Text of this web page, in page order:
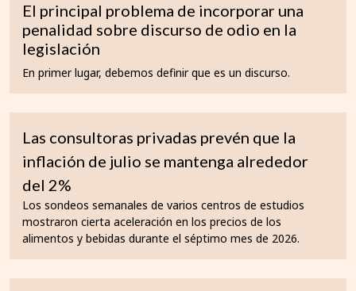
El principal problema de incorporar una
penalidad sobre discurso de odio en la
legislación
En primer lugar, debemos definir que es un discurso.
Las consultoras privadas prevén que la
inflación de julio se mantenga alrededor
del 2%
Los sondeos semanales de varios centros de estudios
mostraron cierta aceleración en los precios de los
alimentos y bebidas durante el séptimo mes de 2026.